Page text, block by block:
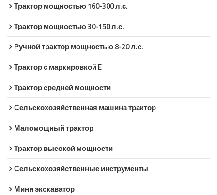
Трактор мощностью 160-300 л.с.
Трактор мощностью 30-150 л.с.
Ручной трактор мощностью 8-20 л.с.
Трактор с маркировкой E
Трактор средней мощности
Сельскохозяйственная машина трактор
Маломощный трактор
Трактор высокой мощности
Сельскохозяйственные инструменты
Мини экскаватор